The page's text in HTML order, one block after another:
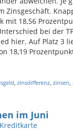
Zinsgeschäft.
mit 18,56
bei der
hier. Auf Platz 3
18,19
, zinsdifferenz, zinsen,
im Juni
Kreditkarte